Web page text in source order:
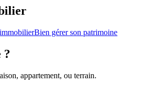
Bien gérer son patrimoine
?
appartement, ou terrain.